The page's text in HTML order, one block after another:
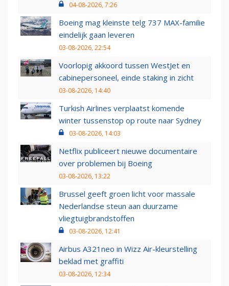
04-08-2026, 7:26
Boeing mag kleinste telg 737 MAX-familie
eindelijk gaan leveren
03-08-2026, 22:54
Voorlopig akkoord tussen WestJet en
cabinepersoneel, einde staking in zicht
03-08-2026, 14:40
Turkish Airlines verplaatst komende
winter tussenstop op route naar Sydney
03-08-2026, 14:03
Netflix publiceert nieuwe documentaire
over problemen bij Boeing
03-08-2026, 13:22
Brussel geeft groen licht voor massale
Nederlandse steun aan duurzame
vliegtuigbrandstoffen
03-08-2026, 12:41
Airbus A321neo in Wizz Air-kleurstelling
beklad met graffiti
03-08-2026, 12:34